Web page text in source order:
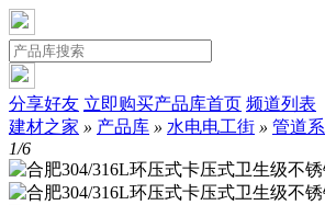
分享好友 立即购买产品库首页 频道列表
建材之家 » 产品库 » 水电电工街 » 管道
1/6